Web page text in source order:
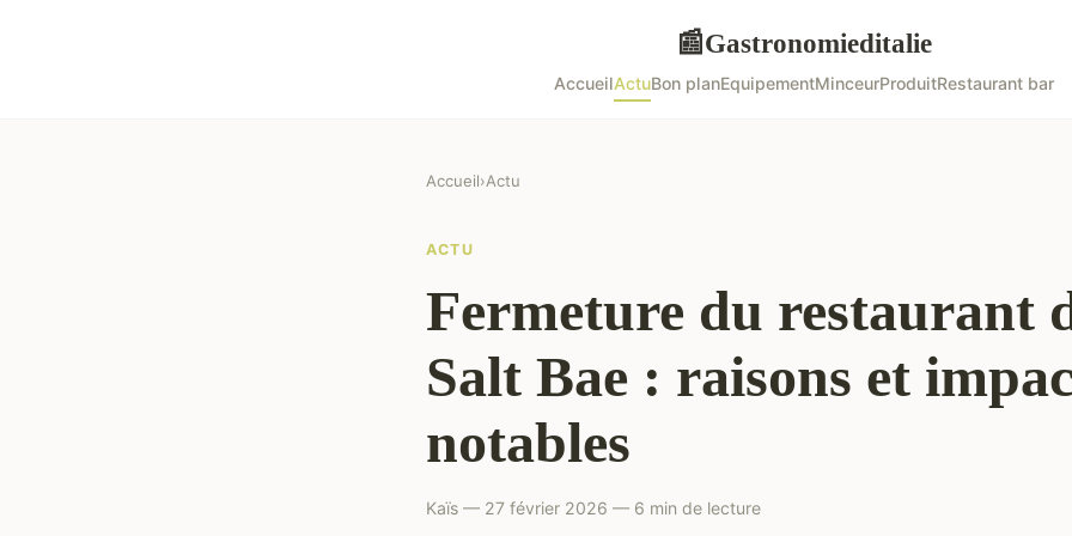
📰Gastronomieditalie
AccueilActuBon planEquipementMinceurProduitRestaurant bar
Accueil›Actu
ACTU
Fermeture du restaurant
Salt Bae : raisons et
notables
Kaïs — 27 février 2026 — 6 min de lecture